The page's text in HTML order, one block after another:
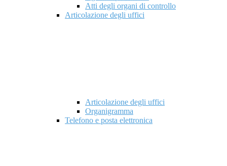
Atti degli organi di controllo
Articolazione degli uffici
Articolazione degli uffici
Organigramma
Telefono e posta elettronica